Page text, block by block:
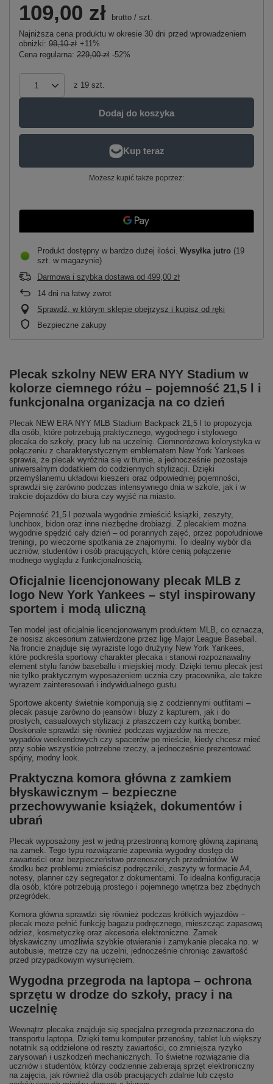
109,00 zł brutto / szt.
Najniższa cena produktu w okresie 30 dni przed wprowadzeniem
obniżki: 98,10 zł +11%
Cena regularna: 229,00 zł -52%
z 19 szt.
Dodaj do koszyka
Możesz kupić także poprzez:
Produkt dostępny w bardzo dużej ilości Wysyłka jutro (19
szt. w magazynie)
Darmowa i szybka dostawa od 499,00 zł
14 dni na łatwy zwrot
Sprawdź, w którym sklepie obejrzysz i kupisz od ręki
Bezpieczne zakupy
Plecak szkolny NEW ERA NYY Stadium w
kolorze ciemnego różu – pojemność 21,5 l i
funkcjonalna organizacja na co dzień
Plecak NEW ERA NYY MLB Stadium Backpack 21,5 l to propozycja
dla osób, które potrzebują praktycznego, wygodnego i stylowego
plecaka do szkoły, pracy lub na uczelnię. Ciemnoróżowa kolorystyka w
połączeniu z charakterystycznym emblematem New York Yankees
sprawia, że plecak wyróżnia się w tłumie, a jednocześnie pozostaje
uniwersalnym dodatkiem do codziennych stylizacji. Dzięki
przemyślanemu układowi kieszeni oraz odpowiedniej pojemności,
sprawdzi się zarówno podczas intensywnego dnia w szkole, jak i w
trakcie dojazdów do biura czy wyjść na miasto.
Pojemność 21,5 l pozwala wygodnie zmieścić książki, zeszyty,
lunchbox, bidon oraz inne niezbędne drobiazgi. Z plecakiem można
wygodnie spędzić cały dzień – od porannych zajęć, przez popołudniowe
treningi, po wieczorne spotkania ze znajomymi. To idealny wybór dla
uczniów, studentów i osób pracujących, które cenią połączenie
modnego wyglądu z funkcjonalnością.
Oficjalnie licencjonowany plecak MLB z
logo New York Yankees – styl inspirowany
sportem i modą uliczną
Ten model jest oficjalnie licencjonowanym produktem MLB, co oznacza,
że nosisz akcesorium zatwierdzone przez ligę Major League Baseball.
Na froncie znajduje się wyraziste logo drużyny New York Yankees,
które podkreśla sportowy charakter plecaka i stanowi rozpoznawalny
element stylu fanów baseballu i miejskiej mody. Dzięki temu plecak jest
nie tylko praktycznym wyposażeniem ucznia czy pracownika, ale także
wyrazem zainteresowań i indywidualnego gustu.
Sportowe akcenty świetnie komponują się z codziennymi outfitami –
plecak pasuje zarówno do jeansów i bluzy z kapturem, jak i do
prostych, casualowych stylizacji z płaszczem czy kurtką bomber.
Doskonale sprawdzi się również podczas wyjazdów na mecze,
wypadów weekendowych czy spacerów po mieście, kiedy chcesz mieć
przy sobie wszystkie potrzebne rzeczy, a jednocześnie prezentować
spójny, modny look.
Praktyczna komora główna z zamkiem
błyskawicznym – bezpieczne
przechowywanie książek, dokumentów i
ubrań
Plecak wyposażony jest w jedną przestronną komorę główną zapinaną
na zamek. Tego typu rozwiązanie zapewnia wygodny dostęp do
zawartości oraz bezpieczeństwo przenoszonych przedmiotów. W
środku bez problemu zmieścisz podręczniki, zeszyty w formacie A4,
notesy, planner czy segregator z dokumentami. To idealna konfiguracja
dla osób, które potrzebują prostego i pojemnego wnętrza bez zbędnych
przegródek.
Komora główna sprawdzi się również podczas krótkich wyjazdów –
plecak może pełnić funkcję bagażu podręcznego, mieszcząc zapasową
odzież, kosmetyczkę oraz akcesoria elektroniczne. Zamek
błyskawiczny umożliwia szybkie otwieranie i zamykanie plecaka np. w
autobusie, metrze czy na uczelni, jednocześnie chroniąc zawartość
przed przypadkowym wysunięciem.
Wygodna przegroda na laptopa – ochrona
sprzętu w drodze do szkoły, pracy i na
uczelnię
Wewnątrz plecaka znajduje się specjalna przegroda przeznaczona do
transportu laptopa. Dzięki temu komputer przenośny, tablet lub większy
notatnik są oddzielone od reszty zawartości, co zmniejsza ryzyko
zarysowań i uszkodzeń mechanicznych. To świetne rozwiązanie dla
uczniów i studentów, którzy codziennie zabierają sprzęt elektroniczny
na zajęcia, jak również dla osób pracujących zdalnie lub często